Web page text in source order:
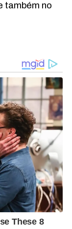
também no